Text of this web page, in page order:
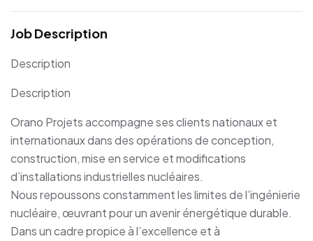
Job Description
Description
Description
Orano Projets accompagne ses clients nationaux et
internationaux dans des opérations de conception,
construction, mise en service et modifications
d’installations industrielles nucléaires.
Nous repoussons constamment les limites de l’ingénierie
nucléaire, œuvrant pour un avenir énergétique durable.
Dans un cadre propice à l’excellence et à